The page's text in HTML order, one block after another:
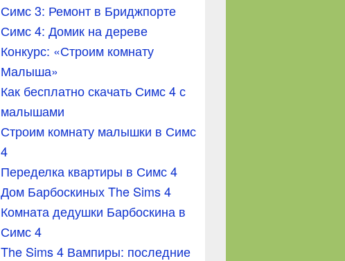
Симс 3: Ремонт в Бриджпорте
Симс 4: Домик на дереве
Конкурс: «Строим комнату
Малыша»
Как бесплатно скачать Симс 4 с
малышами
Строим комнату малышки в Симс
4
Переделка квартиры в Симс 4
Дом Барбоскиных The Sims 4
Комната дедушки Барбоскина в
Симс 4
The Sims 4 Вампиры: последние